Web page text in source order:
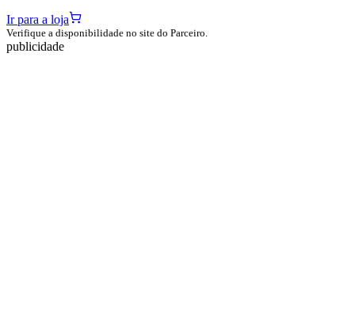
Ir para a loja
Verifique a disponibilidade no site do Parceiro.
publicidade